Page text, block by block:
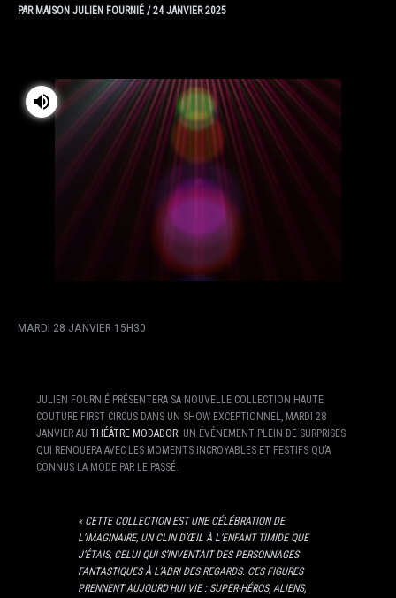
PAR MAISON JULIEN FOURNIÉ /24 JANVIER 2025
MARDI 28 JANVIER 15H30
JULIEN FOURNIÉ PRÉSENTERA SA NOUVELLE COLLECTION HAUTE
COUTURE FIRST CIRCUS DANS UN SHOW EXCEPTIONNEL, MARDI 28
JANVIER AU THÉÂTRE MODADOR. UN ÉVÉNEMENT PLEIN DE SURPRISES
QUI RENOUERA AVEC LES MOMENTS INCROYABLES ET FESTIFS QU’A
CONNUS LA MODE PAR LE PASSÉ.
« CETTE COLLECTION EST UNE CÉLÉBRATION DE
L’IMAGINAIRE, UN CLIN D’ŒIL À L’ENFANT TIMIDE QUE
J’ÉTAIS, CELUI QUI S’INVENTAIT DES PERSONNAGES
FANTASTIQUES À L’ABRI DES REGARDS. CES FIGURES
PRENNENT AUJOURD’HUI VIE : SUPER-HÉROS, ALIENS,